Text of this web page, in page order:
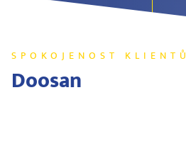
SPOKOJENOST KLIENTŮ
Doosan